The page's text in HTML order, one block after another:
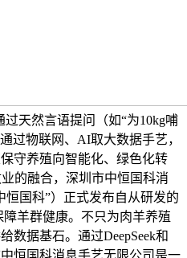
天然言语提问（如“为10kg哺
过物联网、AI取大数据手艺，
守养殖向智能化、绿色化转
的融合，深圳市中恒国科消
恒国科”）正式发布自从研发的
羊群健康。不只为肉羊养殖
数据基石。通过DeepSeek和